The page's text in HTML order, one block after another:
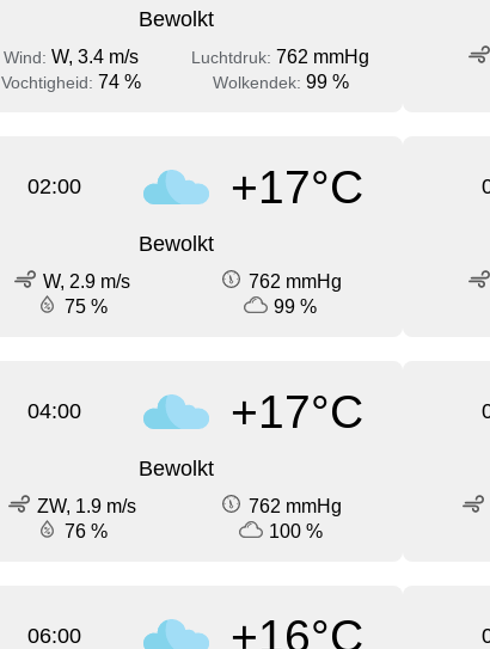
Bewolkt
Wind: W, 3.4 m/s Luchtdruk: 762 mmHg
Vochtigheid: 74 % Wolkendek: 99 %
02:00 +17°C
Bewolkt
W, 2.9 m/s
762 mmHg
75 %
99 %
04:00 +17°C
Bewolkt
ZW, 1.9 m/s
762 mmHg
76 %
100 %
06:00 +16°C